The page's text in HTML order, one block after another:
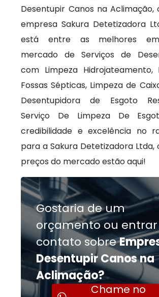
Desentupir Canos na
empresa Sakura Detetizadora
está entre as melhores
mercado de Serviços de
com Limpeza Hidrojateamento,
Fossas Sépticas, Limpeza de
Desentupidora de Esgoto
Serviço De Limpeza De
credibilidade e excelência no
para a Sakura Detetizadora Ltda,
preços do mercado estão aqui!
Gostaria de um
orçamento ou
contato sobre
Desentupir Canos na
Aclimação?
Chame no